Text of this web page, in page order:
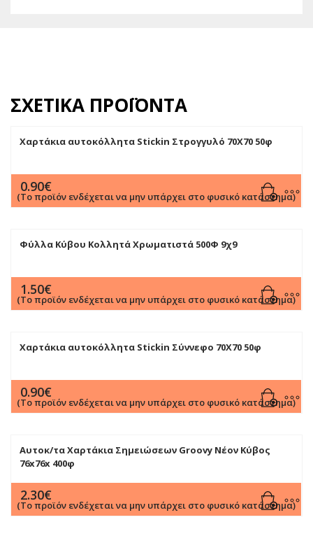
ΣΧΕΤΙΚΆ ΠΡΟΪΌΝΤΑ
Χαρτάκια αυτοκόλλητα Stickin Στρογγυλό 70Χ70 50φ
0.90€
(Το προϊόν ενδέχεται να μην υπάρχει στο φυσικό κατάστημα)
Φύλλα Κύβου Κολλητά Χρωματιστά 500Φ 9χ9
1.50€
(Το προϊόν ενδέχεται να μην υπάρχει στο φυσικό κατάστημα)
Χαρτάκια αυτοκόλλητα Stickin Σύννεφο 70Χ70 50φ
0.90€
(Το προϊόν ενδέχεται να μην υπάρχει στο φυσικό κατάστημα)
Αυτοκ/τα Χαρτάκια Σημειώσεων Groovy Νέον Κύβος
76x76x 400φ
2.30€
(Το προϊόν ενδέχεται να μην υπάρχει στο φυσικό κατάστημα)